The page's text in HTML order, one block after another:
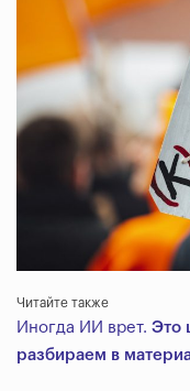
Читайте также
Иногда ИИ врет. Это
разбираем в